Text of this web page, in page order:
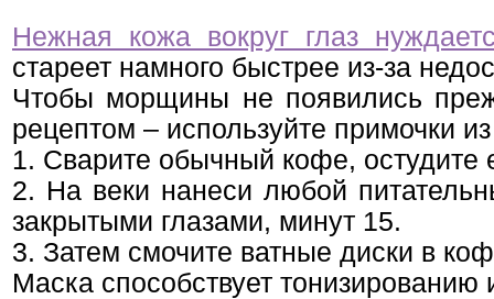
Нежная кожа вокруг глаз
стареет намного быстрее из-за
Чтобы морщины не появились
рецептом – используйте примочки
1. Сварите обычный кофе, остудите
2. На веки нанеси любой
закрытыми глазами, минут 15.
3. Затем смочите ватные диски в
Маска способствует тонизированию